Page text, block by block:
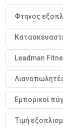
Φτηνός
Leadman
Εμπορικοί
Τιμή